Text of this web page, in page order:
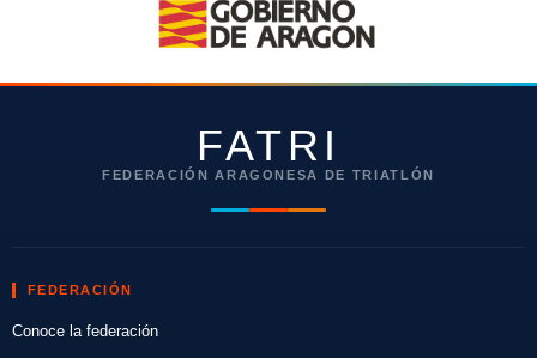
FATRI
FEDERACIÓN ARAGONESA DE TRIATLÓN
FEDERACIÓN
Conoce la federación